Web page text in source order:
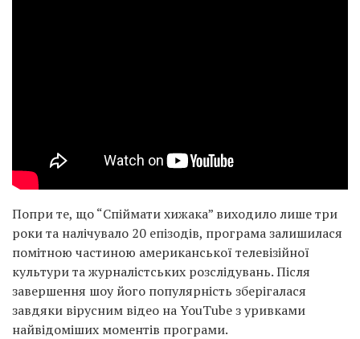
Попри те, що “Спіймати хижака” виходило лише три
роки та налічувало 20 епізодів, програма залишилася
помітною частиною американської телевізійної
культури та журналістських розслідувань. Після
завершення шоу його популярність зберігалася
завдяки вірусним відео на YouTube з уривками
найвідоміших моментів програми.